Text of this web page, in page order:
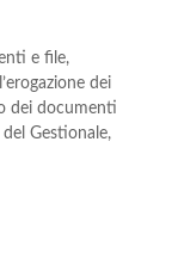
e file,
dei
dei documenti
Gestionale,